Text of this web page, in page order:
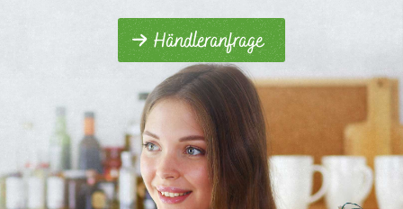
Händleranfrage